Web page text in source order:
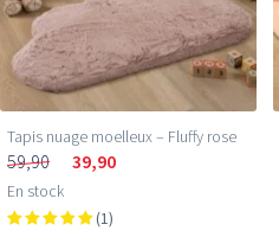
Tapis nuage moelleux – Fluffy rose
59,90 39,90
En stock
(1)